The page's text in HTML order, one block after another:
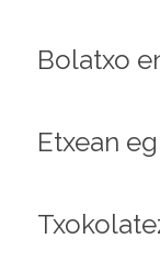
Bolatxo
Etxean